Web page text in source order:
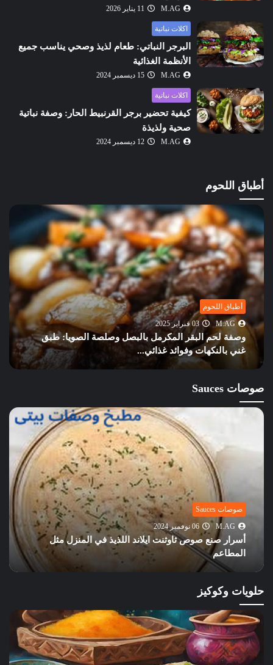
M.AG 11 يناير 2026
اكلات نباتية
البرجر النباتي: طعام لذيذ وصحي يناسب جميع
الأنظمة الغذائية
M.AG 15 ديسمبر 2024
اكلات نباتية
كيفية تحضير برجر القرنبيط الحار: وصفة نباتية
صحية ولذيذة
M.AG 12 ديسمبر 2024
أطباق اللحوم
أطباق اللحوم
M.AG
03 فبراير 2025
وصفة لحم البقر المكرمل بالبصل وصلصة الصويا: طبق
غني بالنكهات وفوائد غذائي...
صوصات Sauces
صوصات Sauces
M.AG
06 نوفمبر 2024
أسرار صنع صوص ثاوثنت ايلاند اللذيذ في المنزل مثل
المطاعم
حلويات وكوكيز